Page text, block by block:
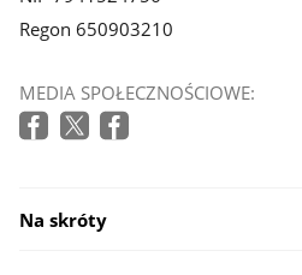
Regon 650903210
MEDIA SPOŁECZNOŚCIOWE:
Na skróty